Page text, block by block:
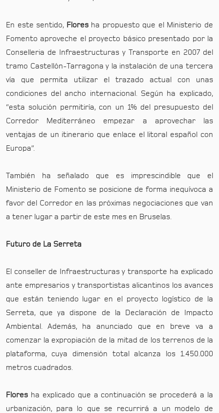
En este sentido, Floresha propuesto que el Ministerio de
Fomento aproveche el proyecto básico presentado por la
Conselleria de Infraestructuras y Transporte en 2007 del
tramo Castellón-Tarragona y la instalación de una tercera
vía que permita utilizar el trazado actual con unas
condiciones del ancho internacional. Según ha explicado,
“esta solución permitiría, con un 1% del presupuesto del
Corredor Mediterráneo empezar a aprovechar las
ventajas de un itinerario que enlace el litoral español con
Europa”.
También ha señalado que es imprescindible que el
Ministerio de Fomento se posicione de forma inequívoca a
favor del Corredor en las próximas negociaciones que van
a tener lugar a partir de este mes en Bruselas.
Futuro de La Serreta
El conseller de Infraestructuras y transporte ha explicado
ante empresarios y transportistas alicantinos los avances
que están teniendo lugar en el proyecto logístico de la
Serreta, que ya dispone de la Declaración de Impacto
Ambiental. Además, ha anunciado que en breve va a
comenzar la expropiación de la mitad de los terrenos de la
plataforma, cuya dimensión total alcanza los 1.450.000
metros cuadrados.
Flores ha explicado que a continuación se procederá a la
urbanización, para lo que se recurrirá a un modelo de